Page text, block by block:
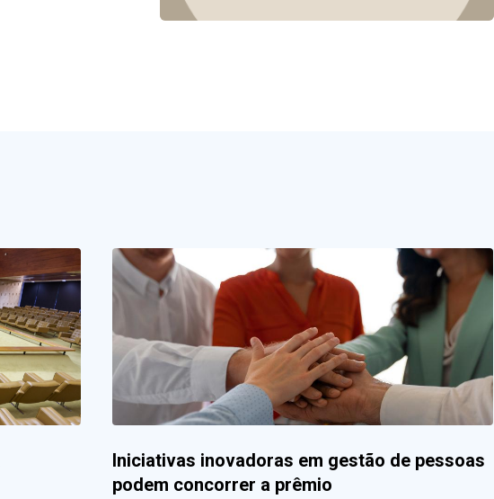
Iniciativas inovadoras em gestão de pessoas
podem concorrer a prêmio